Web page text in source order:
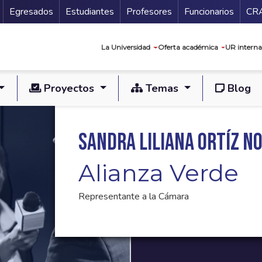
Secundario
Egresados Estudiantes Profesores Funcionarios
La Universidad Oferta académica UR
Proyectos Temas Blog
Sandra Liliana Ortíz
Alianza Verde
Representante a la Cámara